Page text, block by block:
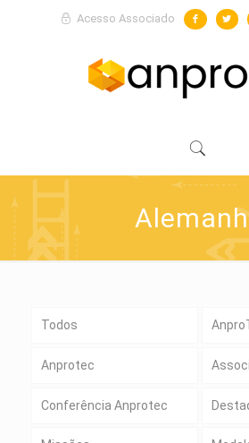
Acesso Associado
Todos
Anprotec
Conferência Anprotec